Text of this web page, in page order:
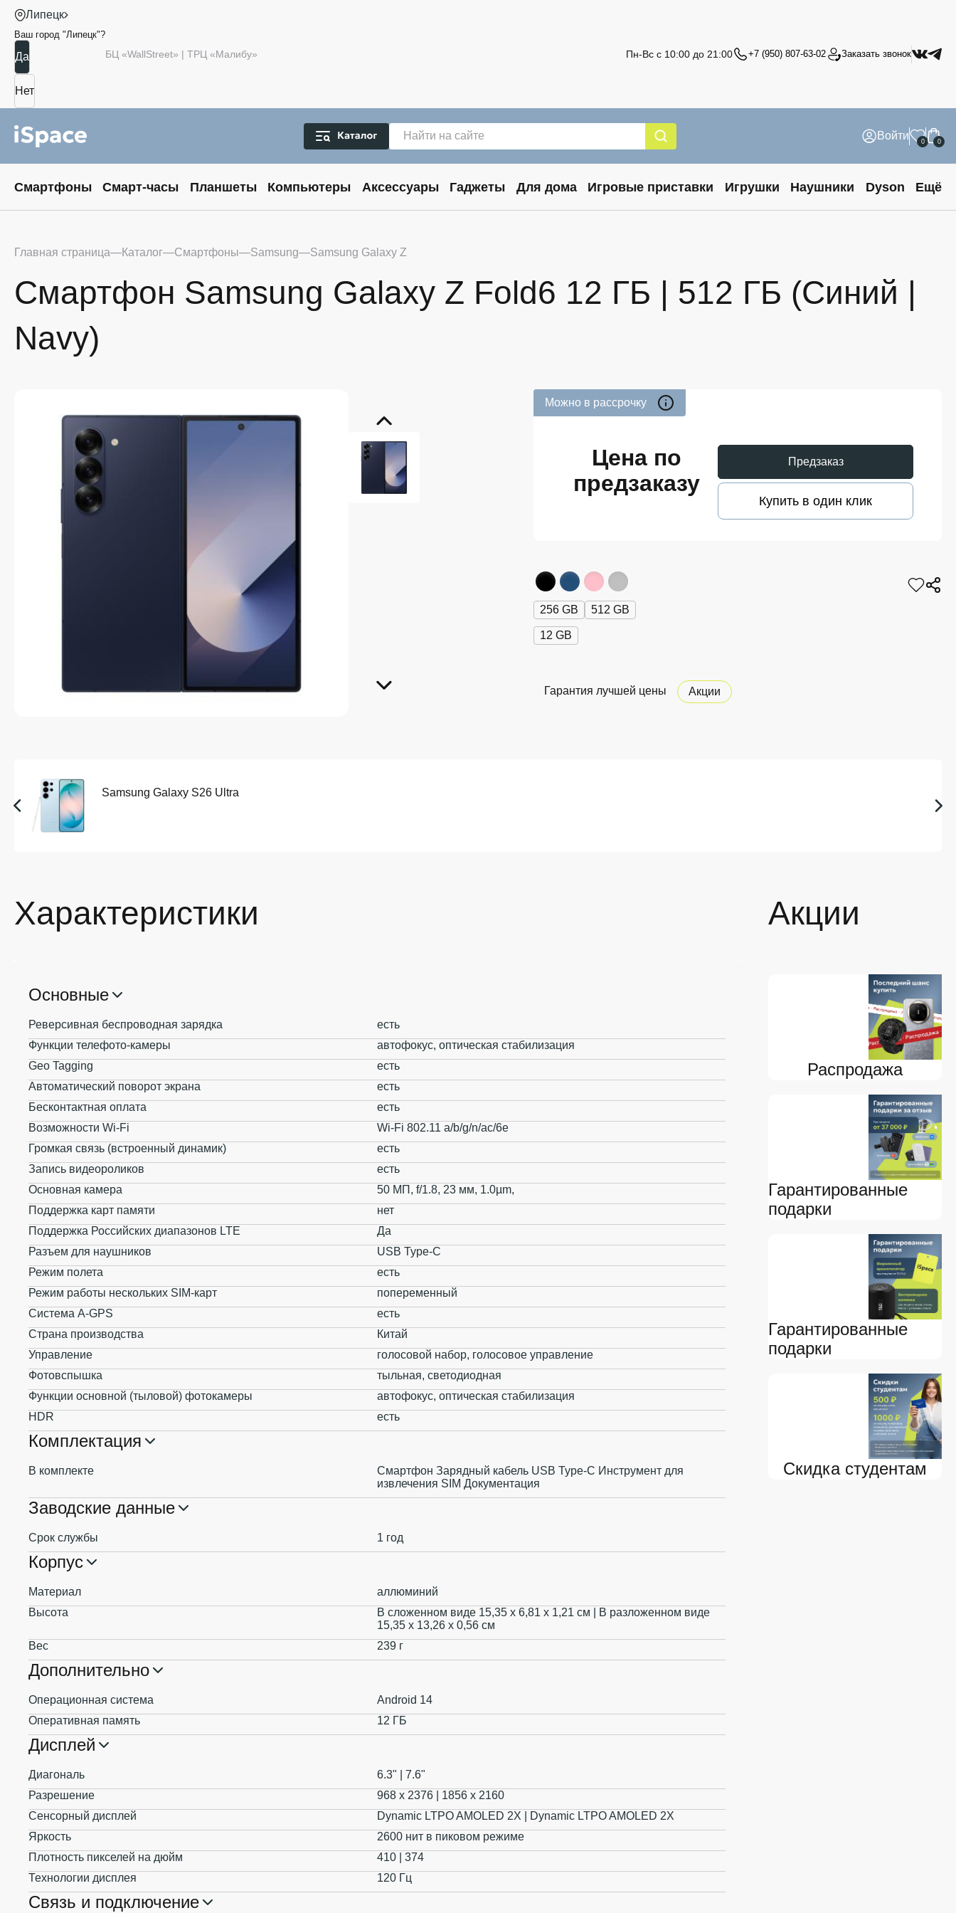
Липецк
Ваш город "Липецк"?
БЦ «WallStreet» | ТРЦ «Малибу» Пн-Вс с 10:00 до 21:00 +7 (950) 807-63-02 Заказать звонок
Войти 0 0
Смартфоны Смарт-часы Планшеты Компьютеры Аксессуары Гаджеты Для дома Игровые приставки Игрушки Наушники Dyson Ещё
Главная страница Каталог Смартфоны Samsung Samsung Galaxy Z
Смартфон Samsung Galaxy Z Fold6 12 ГБ | 512 ГБ (Синий |
Navy)
Можно в рассрочку
Цена по
предзаказу
Предзаказ
Купить в один клик
256 GB 512 GB
12 GB
Гарантия лучшей цены Акции
Samsung Galaxy S26 Ultra
Акции
Распродажа
Гарантированные
подарки
Гарантированные
подарки
Скидка студентам
Характеристики
Основные
Реверсивная беспроводная зарядка
есть
Функции телефото-камеры
автофокус, оптическая стабилизация
Geo Tagging
есть
Автоматический поворот экрана
есть
Бесконтактная оплата
есть
Возможности Wi-Fi
Wi-Fi 802.11 a/b/g/n/ac/6e
Громкая связь (встроенный динамик)
есть
Запись видеороликов
есть
Основная камера
50 МП, f/1.8, 23 мм, 1.0µm,
Поддержка карт памяти
нет
Поддержка Российских диапазонов LTE
Да
Разъем для наушников
USB Type-C
Режим полета
есть
Режим работы нескольких SIM-карт
попеременный
Система A-GPS
есть
Страна производства
Китай
Управление
голосовой набор, голосовое управление
Фотовспышка
тыльная, светодиодная
Функции основной (тыловой) фотокамеры
автофокус, оптическая стабилизация
HDR
есть
Комплектация
В комплекте
Смартфон Зарядный кабель USB Type-C Инструмент для
извлечения SIM Документация
Заводские данные
Срок службы 1 год
Корпус
Материал
аллюминий
Высота
В сложенном виде 15,35 x 6,81 x 1,21 см | В разложенном виде
15,35 x 13,26 x 0,56 см
Вес
239 г
Дополнительно
Операционная система
Android 14
Оперативная память
12 ГБ
Дисплей
Диагональ
6.3" | 7.6"
Разрешение
968 x 2376 | 1856 x 2160
Сенсорный дисплей
Dynamic LTPO AMOLED 2X | Dynamic LTPO AMOLED 2X
Яркость
2600 нит в пиковом режиме
Плотность пикселей на дюйм
410 | 374
Технологии дисплея
120 Гц
Связь и подключение